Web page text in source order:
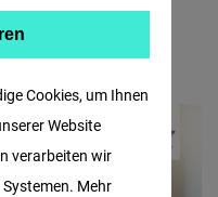
Cookies, um Ihnen
Website
verarbeiten wir
Mehr